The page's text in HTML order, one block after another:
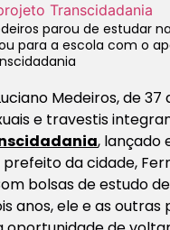
parou de estudar
para a escola com o
Medeiros, de 37
e travestis
, lançado
da cidade,
bolsas de estudo
anos, ele e as outras